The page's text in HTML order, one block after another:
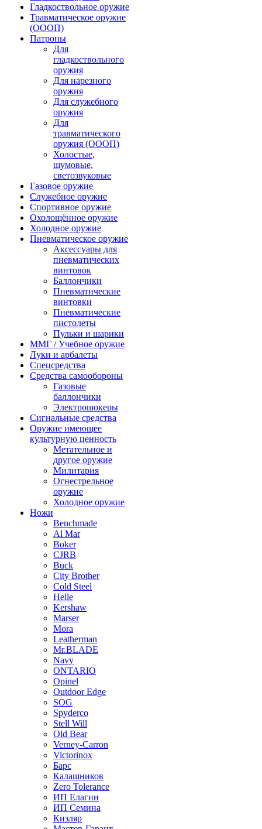
Гладкоствольное оружие
Травматическое оружие
(ОООП)
Патроны
Для
гладкоствольного
оружия
Для нарезного
оружия
Для служебного
оружия
Для
травматического
оружия (ОООП)
Холостые,
шумовые,
светозвуковые
Газовое оружие
Служебное оружие
Спортивное оружие
Охолощённое оружие
Холодное оружие
Пневматическое оружие
Аксессуары для
пневматических
винтовок
Баллончики
Пневматические
винтовки
Пневматические
пистолеты
Пульки и шарики
ММГ / Учебное оружие
Луки и арбалеты
Спецсредства
Средства самообороны
Газовые
баллончики
Электрошокеры
Сигнальные средства
Оружие имеющее
культурную ценность
Метательное и
другое оружие
Милитария
Огнестрельное
оружие
Холодное оружие
Ножи
Benchmade
Al Mar
Boker
CJRB
Buck
City Brother
Cold Steel
Helle
Kershaw
Marser
Mora
Leatherman
Mr.BLADE
Navy
ONTARIO
Opinel
Outdoor Edge
SOG
Spyderco
Stell Will
Old Bear
Verney-Carron
Victorinox
Барс
Калашников
Zero Tolerance
ИП Елагин
ИП Семина
Кизляр